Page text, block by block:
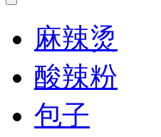
麻辣烫
酸辣粉
包子